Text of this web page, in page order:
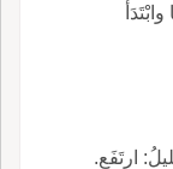
ارتَفَع.